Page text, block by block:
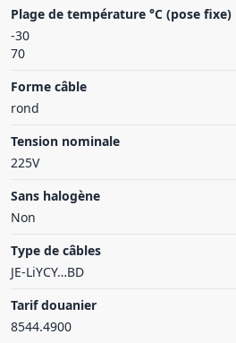
Plage de température °C (pose fixe)
-30
70
Forme câble
rond
Tension nominale
225V
Sans halogène
Non
Type de câbles
JE-LiYCY…BD
Tarif douanier
8544.4900